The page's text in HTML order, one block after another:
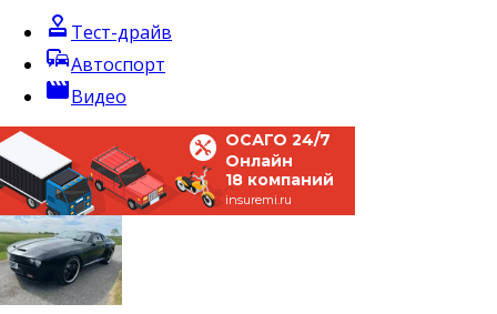
approval Тест-драйв
commuteАвтоспорт
movieВидео
ОСАГО 24/7
Онлайн
18 компаний
insuremi.ru